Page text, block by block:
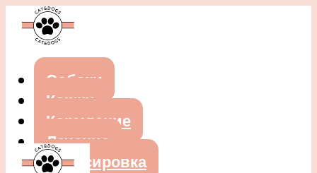
Собаки
Кошки
Кормление
Лечение
Дрессировка